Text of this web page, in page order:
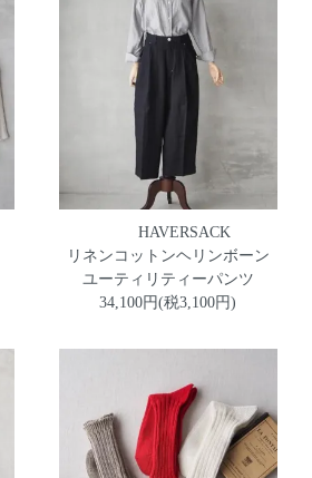
HAVERSACK
リネンコットンヘリンボーン
ユーティリティーパンツ
34,100円(税3,100円)